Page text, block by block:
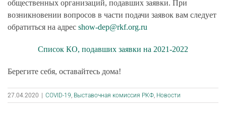
общественных организаций, подавших заявки. При
возникновении вопросов в части подачи заявок вам следует
обратиться на адрес show-dep@rkf.org.ru
Список КО, подавших заявки на 2021-2022
Берегите себя, оставайтесь дома!
27.04.2020 | COVID-19, Выставочная комиссия РКФ, Новости